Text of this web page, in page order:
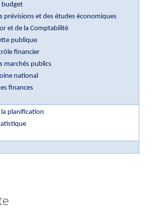
budget
prévisions et des études économiques
et de la Comptabilité
publique
financier
marchés publics
national
finances
planification